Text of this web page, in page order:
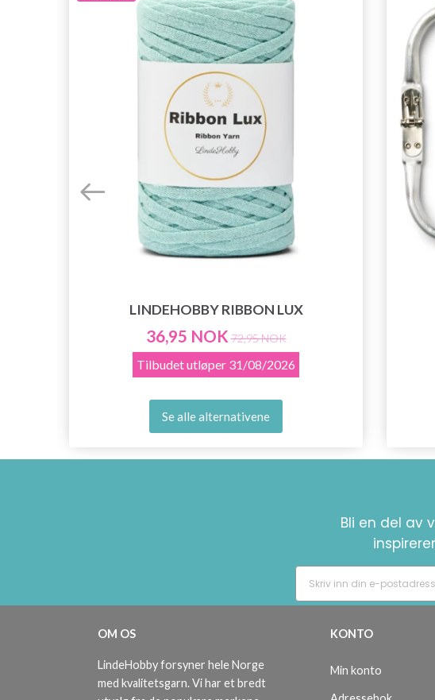
LINDEHOBBY RIBBON LUX
36,95 NOK 72,95 NOK
Tilbudet utløper 31/08/2026
Se alle alternativene
Bli en del av
OM OS
LindeHobby forsyner hele Norge
med kvalitetsgarn. Vi har et bredt
KONTO
Min konto